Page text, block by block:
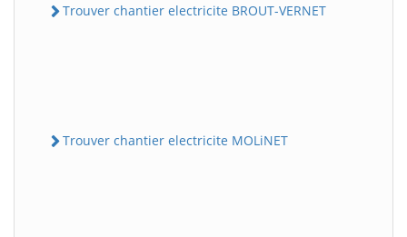
Trouver chantier electricite BROUT-VERNET
Trouver chantier electricite MOLiNET